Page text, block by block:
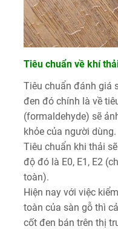
Tiêu chuẩn về khí
Tiêu chuẩn đánh giá
đen đó chính là về
(formaldehyde) sẽ
khỏe của người dùng.
Tiêu chuẩn khi thải
độ đó là E0, E1, E2
toàn).
Hiện nay với việc
toàn của sàn gỗ thì
cốt đen bán trên thị